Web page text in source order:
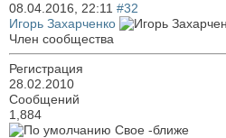
08.04.2016, 22:11 #32
Игорь Захарченко
Член сообщества
Регистрация
28.02.2010
Сообщений
1,884
Свое -ближе